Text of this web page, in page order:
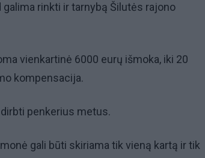
rinkti ir tarnybą Šilutės rajono
vienkartinė 6000 eurų išmoka, iki 20
kompensacija.
penkerius metus.
gali būti skiriama tik vieną kartą ir tik